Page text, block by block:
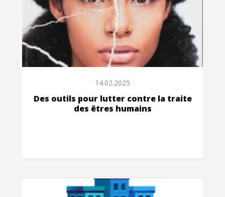
14.02.2025
Des outils pour lutter contre la traite
des êtres humains